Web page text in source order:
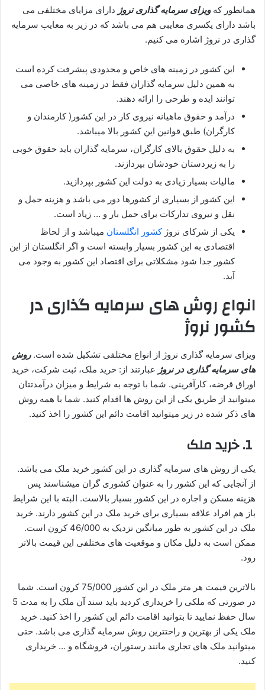
همانطور کهویزای سرمایه گذاری نروژ دارای مزایای مختلفی می
باشد دارای یکسری معایبی هم می باشد که در زیر به معایب سرمایه
گذاری در نروژ اشاره می کنیم.
این کشور در زمینه های خاص و محدودی پیشرفت کرده است
به همین دلیل سرمایه گذاران فقط در زمینه های خاصی می
توانند ایده و طرحی را ارائه دهند.
درآمد و حقوق ماهیانه نیروی کار در این کشور( کارمندان و
کارگران) طبق قوانین این کشور بالا میباشد.
به دلیل حقوق بالای کارگران، سرمایه گذاران باید حقوق خوبی
را به زیردستان خودشان بپردازند.
مالیات بسیار زیادی به دولت این کشور بپردازید.
این کشور از بسیاری از کشورها دور می باشد و هزینه حمل و
نقل و نیروی تدارکات برای حمل بار و … زیاد است.
یکی از شرکای نروژکشور انگلستان میباشد و از لحاظ
اقتصادی به این کشور بسیار وابسته است و اگر انگلستان از این
کشور جدا شود مشکلاتی برای اقتصاد این کشور به وجود می
آید.
انواع روش های سرمایه گذاریدر
کشور نروژ
ویزای سرمایه گذاری نروژ از انواع مختلفی تشکیل شده است.روش
های سرمایه گذاری در نروژ عبارتند از: خرید ملک، ثبت شرکت، خرید
اوراق قرضه، کارآفرینی. شما با توجه به شرایط و میزان درآمدتتان
میتوانید از طریق یکی از این روش ها اقدام کنید. شما با همه روش
های ذکر شده در زیر میتوانید اقامت دائم این کشور را اخذ کنید.
یکی از روش های سرمایه گذاری در این کشور خرید ملک می باشد.
از آنجایی که این کشور را به عنوان کشوری گران میشناسند پس
هزینه مسکن و اجاره در این کشور بسیار بالاست. البته با این شرایط
باز هم افراد علاقه بسیاری برای خرید ملک در این کشور دارند. خرید
ملک در این کشور به طور میانگین نزدیک به 46/000 کرون است.
ممکن است به دلیل مکان و موقعیت های مختلفی این قیمت بالاتر
رود.
بالاترین قیمت هر متر ملک در این کشور 75/000 کرون است. شما
در صورتی که ملکی را خریداری کردید باید سند آن ملک را به مدت 5
سال حفظ نمایید تا بتوانید اقامت دائم این کشور را اخذ کنید. خرید
ملک یکی از بهترین و راحتترین روش سرمایه گذاری می باشد. حتی
میتوانید ملک های تجاری مانند رستوران، فروشگاه و … خریداری
کنید.